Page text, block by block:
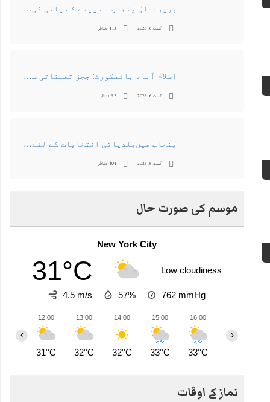
وزیراعلیٰ پنجاب نے پینے کے پانی کی بوتل پر چارجز لگانے کی تجویز مستر دکر دی
اگست 6, 2026 113 مناظر
اسلام آباد ہائیکورٹ: ججز تعیناتی سمری منظور نہیں‌ ہونے کے خٌلاف فیصلہ محفوظ
اگست 6, 2026 95 مناظر
پنجاب میں‌بلدیاتی انتخابات کے لئے 12 ارب روپے سے زائد مختص کرنے کی منظوری
اگست 6, 2026 104 مناظر
موسم کی صورت حال
New York City
31°C Low cloudiness
4.5 m/s 57% 762 mmHg
12:00
31°C
13:00
32°C
14:00
32°C
15:00
33°C
16:00
33°C
‹ ›
نماز کے اوقات